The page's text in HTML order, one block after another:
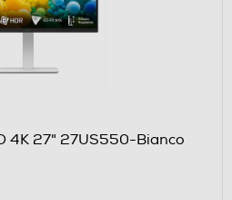
4K 27" 27US550-Bianco